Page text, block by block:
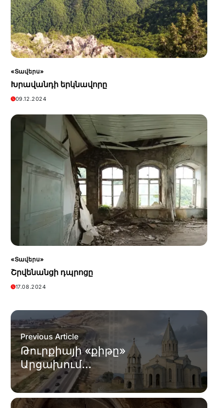
«Տավերս»
Խրավանդի երկնավորը
09.12.2024
«Տավերս»
Շրվենանցի դպրոցը
17.08.2024
Previous Article
Թուրքիայի «քիթը»
Արցախում…